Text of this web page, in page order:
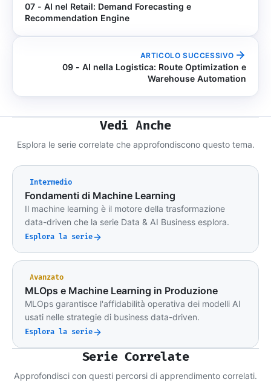
07 - AI nel Retail: Demand Forecasting e
Recommendation Engine
ARTICOLO SUCCESSIVO
09 - AI nella Logistica: Route Optimization e
Warehouse Automation
Vedi Anche
Esplora le serie correlate che approfondiscono questo tema.
Intermedio
Fondamenti di Machine Learning
Il machine learning è il motore della trasformazione
data-driven che la serie Data & AI Business esplora.
Esplora la serie
Avanzato
MLOps e Machine Learning in Produzione
MLOps garantisce l'affidabilità operativa dei modelli AI
usati nelle strategie di business data-driven.
Esplora la serie
Serie Correlate
Approfondisci con questi percorsi di apprendimento correlati.